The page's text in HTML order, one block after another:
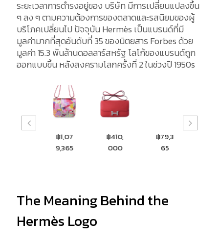
ระยะเวลาการดำรงอยู่ของ บริษัท มีการเปลี่ยนแปลงขึ้น
ๆ ลง ๆ ตามความต้องการของตลาดและรสนิยมของผู้
บริโภคเปลี่ยนไป ปัจจุบัน Hermès เป็นแบรนด์ที่มี
มูลค่ามากที่สุดอันดับที่ 35 ของนิตยสาร Forbes ด้วย
มูลค่า 15.3 พันล้านดอลลาร์สหรัฐ โลโก้ของแบรนด์ถูก
ออกแบบขึ้น หลังสงครามโลกครั้งที่ 2 ในช่วงปี 1950s
฿1,07
9,365
฿410,
000
฿79,3
65
The Meaning Behind the
Hermès Logo